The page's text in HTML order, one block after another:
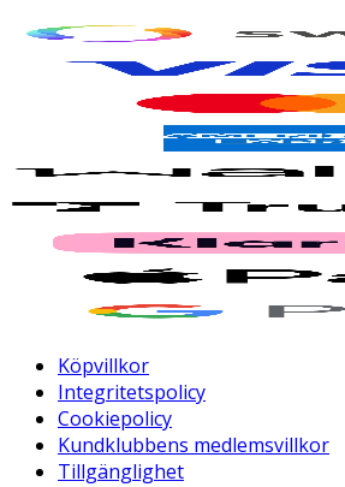
Köpvillkor
Integritetspolicy
Cookiepolicy
Kundklubbens medlemsvillkor
Tillgänglighet